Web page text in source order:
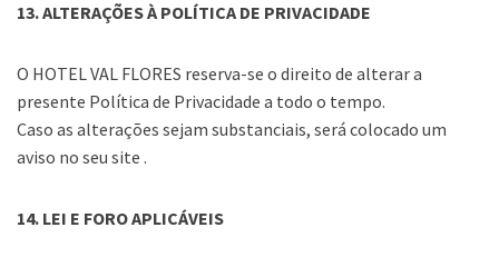
13. ALTERAÇÕES À POLÍTICA DE PRIVACIDADE
O HOTEL VAL FLORES reserva-se o direito de alterar a
presente Política de Privacidade a todo o tempo.
Caso as alterações sejam substanciais, será colocado um
aviso no seu site .
14. LEI E FORO APLICÁVEIS